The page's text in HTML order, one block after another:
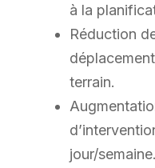
à la
Réduction
terrain.
jour/semaine.